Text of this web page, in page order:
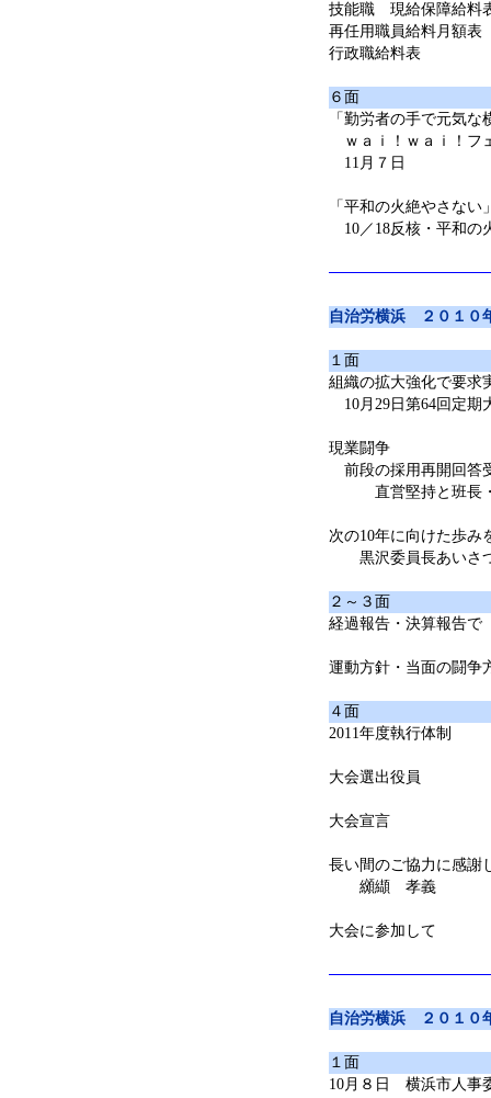
技能職 現給保障給料
再任用職員給料月額表
行政職給料表
６面
「勤労者の手で元気な
ｗａｉ！ｗａｉ！フ
11月７日
「平和の火絶やさない
10／18反核・平和の
自治労横浜 ２０１０
１面
組織の拡大強化で要求
10月29日第64回定期
現業闘争
前段の採用再開回答
直営堅持と班長・
次の10年に向けた歩み
黒沢委員長あいさ
２～３面
経過報告・決算報告で
運動方針・当面の闘争
４面
2011年度執行体制
大会選出役員
大会宣言
長い間のご協力に感謝
纐纈 孝義
大会に参加して
自治労横浜 ２０１０
１面
10月８日 横浜市人事